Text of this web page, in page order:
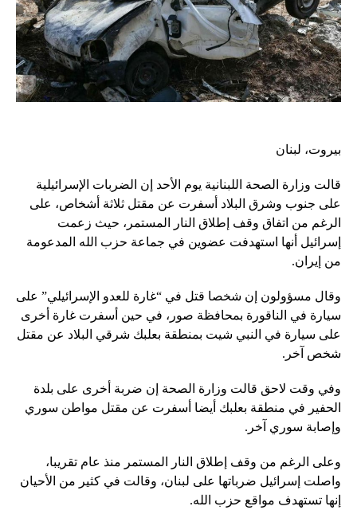
بيروت، لبنان
قالت وزارة الصحة اللبنانية يوم الأحد إن الضربات الإسرائيلية
على جنوب وشرق البلاد أسفرت عن مقتل ثلاثة أشخاص، على
الرغم من اتفاق وقف إطلاق النار المستمر، حيث زعمت
إسرائيل أنها استهدفت عضوين في جماعة حزب الله المدعومة
من إيران.
وقال مسؤولون إن شخصا قتل في “غارة للعدو الإسرائيلي” على
سيارة في الناقورة بمحافظة صور، في حين أسفرت غارة أخرى
على سيارة في النبي شيت بمنطقة بعلبك شرقي البلاد عن مقتل
شخص آخر.
وفي وقت لاحق قالت وزارة الصحة إن ضربة أخرى على بلدة
الحفير في منطقة بعلبك أيضا أسفرت عن مقتل مواطن سوري
وإصابة سوري آخر.
وعلى الرغم من وقف إطلاق النار المستمر منذ عام تقريبا،
واصلت إسرائيل ضرباتها على لبنان، وقالت في كثير من الأحيان
إنها تستهدف مواقع حزب الله.